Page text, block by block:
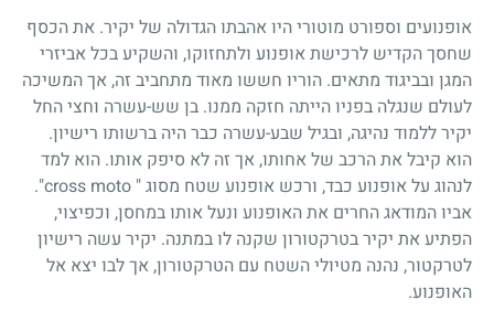
אופנועים וספורט מוטורי היו אהבתו הגדולה של יקיר. את הכסף
שחסך הקדיש לרכישת אופנוע ולתחזוקו, והשקיע בכל אביזרי
המגן ובביגוד מתאים. הוריו חששו מאוד מתחביב זה, אך המשיכה
לעולם שנגלה בפניו הייתה חזקה ממנו. בן שש-עשרה וחצי החל
יקיר ללמוד נהיגה, ובגיל שבע-עשרה כבר היה ברשותו רישיון.
הוא קיבל את הרכב של אחותו, אך זה לא סיפק אותו. הוא למד
לנהוג על אופנוע כבד, ורכש אופנוע שטח מסוג " cross moto".
אביו המודאג החרים את האופנוע ונעל אותו במחסן, וכפיצוי,
הפתיע את יקיר בטרקטורון שקנה לו במתנה. יקיר עשה רישיון
לטרקטור, נהנה מטיולי השטח עם הטרקטורון, אך לבו יצא אל
האופנוע.